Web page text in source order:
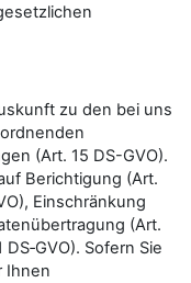
zu den bei uns
(Art. 15 DS-GVO).
Berichtigung (Art.
Einschränkung
(Art.
Sofern Sie
Ihnen